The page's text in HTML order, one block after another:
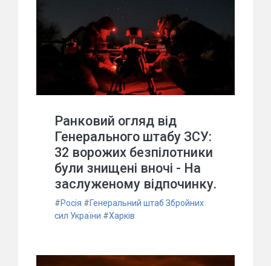
Ранковий огляд від
Генерального штабу ЗСУ:
32 ворожих безпілотники
були знищені вночі - На
заслуженому відпочинку.
#Росія #Генеральний штаб Збройних
сил України #Харків